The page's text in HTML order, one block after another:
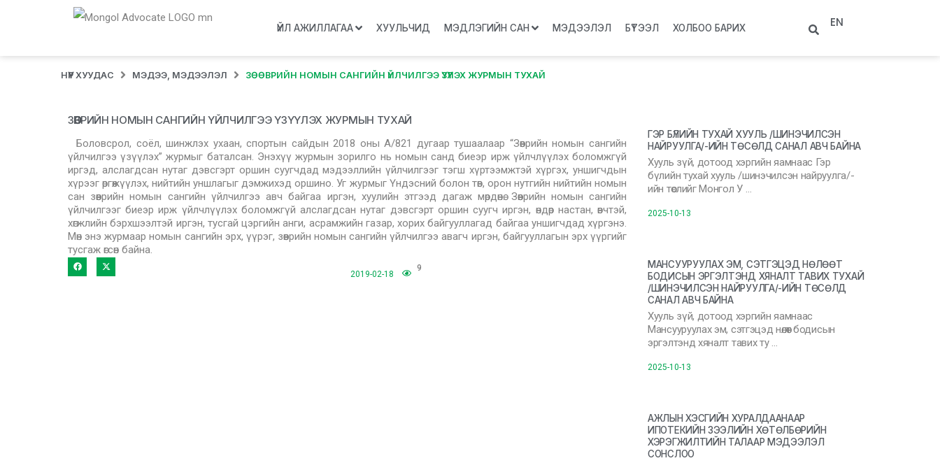
ҮЙЛ АЖИЛЛАГАА ХУУЛЬЧИД МЭДЛЭГИЙН САН МЭДЭЭЛЭЛ БҮТЭЭЛ ХОЛБОО БАРИХ EN
НҮҮР ХУУДАС МЭДЭЭ, МЭДЭЭЛЭЛ ЗӨӨВРИЙН НОМЫН САНГИЙН ҮЙЛЧИЛГЭЭ ҮЗҮҮЛЭХ ЖУРМЫН ТУХАЙ
ЗӨӨВРИЙН НОМЫН САНГИЙН ҮЙЛЧИЛГЭЭ ҮЗҮҮЛЭХ ЖУРМЫН ТУХАЙ
Боловсрол, соёл, шинжлэх ухаан, спортын сайдын 2018 оны А/821 дугаар тушаалаар “Зөөврийн номын сангийн
үйлчилгээ үзүүлэх” журмыг баталсан. Энэхүү журмын зорилго нь номын санд биеэр ирж үйлчлүүлэх боломжгүй
иргэд, алслагдсан нутаг дэвсгэрт оршин суугчдад мэдээллийн үйлчилгээг тэгш хүртээмжтэй хүргэх, уншигчдын
хүрээг өргөжүүлэх, нийтийн уншлагыг дэмжихэд оршино. Уг журмыг Үндэсний болон төв, орон нутгийн нийтийн номын
сан зөөврийн номын сангийн үйлчилгээ авч байгаа иргэн, хуулийн этгээд дагаж мөрдөнө. Зөөврийн номын сангийн
үйлчилгээг биеэр ирж үйлчлүүлэх боломжгүй алслагдсан нутаг дэвсгэрт оршин суугч иргэн, өндөр настан, өвчтэй,
хөгжлийн бэрхшээлтэй иргэн, тусгай цэргийн анги, асрамжийн газар, хорих байгууллагад байгаа уншигчдад хүргэнэ.
Мөн энэ журмаар номын сангийн эрх, үүрэг, зөөврийн номын сангийн үйлчилгээ авагч иргэн, байгууллагын эрх үүргийг
тусгаж өгсөн байна.
2019-02-18
9
ГЭР БҮЛИЙН ТУХАЙ ХУУЛЬ /ШИНЭЧИЛСЭН
НАЙРУУЛГА/-ИЙН ТӨСӨЛД САНАЛ АВЧ БАЙНА
Хууль зүй, дотоод хэргийн яамнаас Гэр
бүлийн тухай хууль /шинэчилсэн найруулга/-
ийн төслийг Монгол У …
2025-10-13
МАНСУУРУУЛАХ ЭМ, СЭТГЭЦЭД НӨЛӨӨТ
БОДИСЫН ЭРГЭЛТЭНД ХЯНАЛТ ТАВИХ ТУХАЙ
/ШИНЭЧИЛСЭН НАЙРУУЛГА/-ИЙН ТӨСӨЛД
САНАЛ АВЧ БАЙНА
Хууль зүй, дотоод хэргийн яамнаас
Мансууруулах эм, сэтгэцэд нөлөөт бодисын
эргэлтэнд хяналт тавих ту …
2025-10-13
АЖЛЫН ХЭСГИЙН ХУРАЛДААНААР
ИПОТЕКИЙН ЗЭЭЛИЙН ХӨТӨЛБӨРИЙН
ХЭРЭГЖИЛТИЙН ТАЛААР МЭДЭЭЛЭЛ
СОНСЛОО